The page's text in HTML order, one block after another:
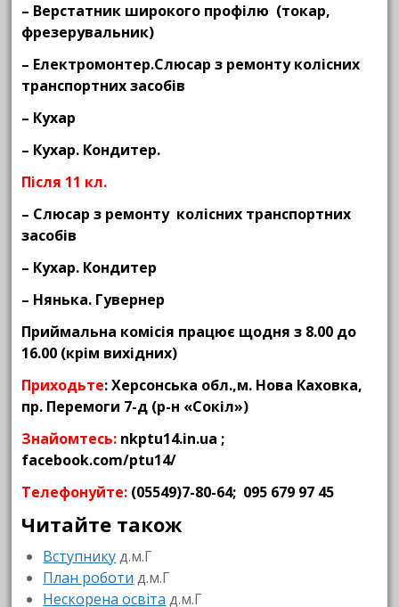
– Верстатник широкого профілю (токар,
фрезерувальник)
– Електромонтер.Слюсар з ремонту колісних
транспортних засобів
– Кухар
– Кухар. Кондитер.
Після 11 кл.
– Слюсар з ремонту колісних транспортних
засобів
– Кухар. Кондитер
– Нянька. Гувернер
Приймальна комісія працює щодня з 8.00 до
16.00 (крім вихідних)
Приходьте:Херсонська обл.,м. Нова Каховка,
пр. Перемоги 7-д (р-н «Сокіл»)
Знайомтесь: nkptu14.in.ua ;
facebook.com/ptu14/
Телефонуйте: (05549)7-80-64; 095 679 97 45
Читайте також
Вступникуд.м.Г
План роботи д.м.Г
Нескорена освіта д.м.Г